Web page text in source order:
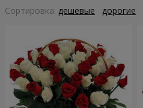
Cортировка: дешевые дорогие